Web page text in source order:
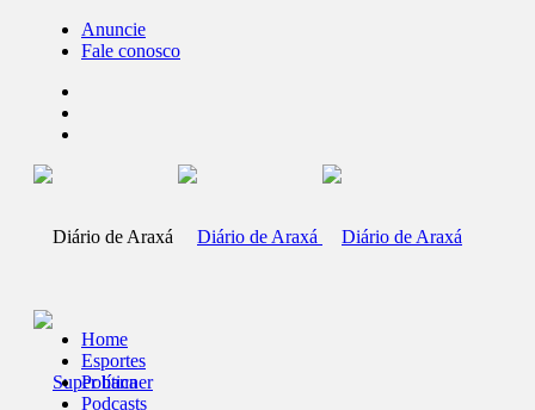
Anuncie
Fale conosco
Home
Esportes
Política
Podcasts